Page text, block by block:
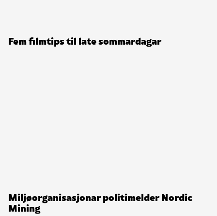
Fem filmtips til late sommardagar
Miljøorganisasjonar politimelder Nordic
Mining